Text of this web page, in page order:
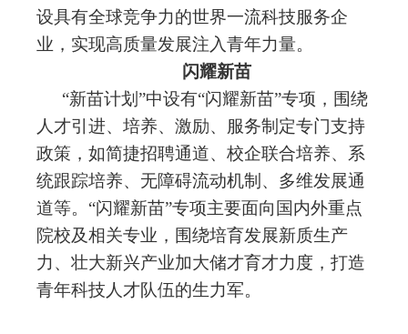
设具有全球竞争力的世界一流科技服务企
业，实现高质量发展注入青年力量。
闪耀新苗
“新苗计划”中设有“闪耀新苗”专项，围绕
人才引进、培养、激励、服务制定专门支持
政策，如简捷招聘通道、校企联合培养、系
统跟踪培养、无障碍流动机制、多维发展通
道等。“闪耀新苗”专项主要面向国内外重点
院校及相关专业，围绕培育发展新质生产
力、壮大新兴产业加大储才育才力度，打造
青年科技人才队伍的生力军。